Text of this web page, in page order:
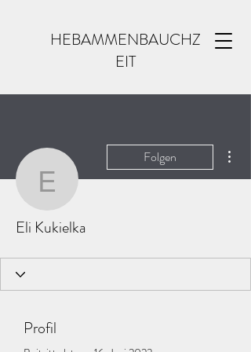
HEBAMMENBAUCHZ
EIT
Eli Kukielka
Folgen
Eli Kukielka
Profil